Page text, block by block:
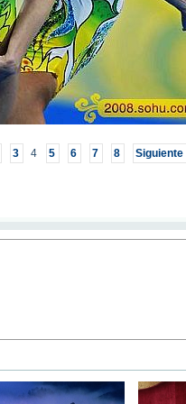
3 4 5 6 7 8 Siguiente